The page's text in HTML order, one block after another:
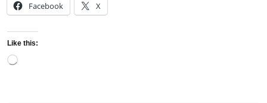
Facebook X
Like this:
Loading…